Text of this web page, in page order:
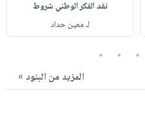
نقد الفكر الوطني شروط
لـ معين حداد
3
4
5
المزيد من البنود »